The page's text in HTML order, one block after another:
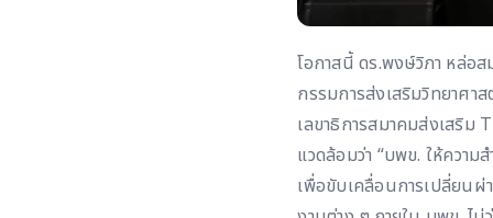
โอกาสนี้ ดร.พงษ์วิภา หล่อ
กรรมการส่งเสริมวิทยาศา
เลขาธิการสมาคมส่งเสริ
แวดล้อมว่า “บพข. ให้ควา
เพื่อขับเคลื่อนการเปลี่ยนผ่